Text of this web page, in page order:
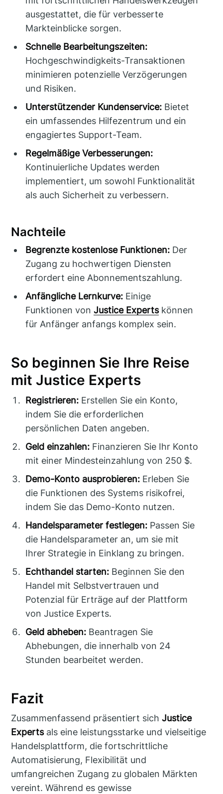
ausgestattet, die für verbesserte
Markteinblicke sorgen.
Schnelle Bearbeitungszeiten:
Hochgeschwindigkeits-Transaktionen
minimieren potenzielle Verzögerungen
und Risiken.
Unterstützender Kundenservice: Bietet
ein umfassendes Hilfezentrum und ein
engagiertes Support-Team.
Regelmäßige Verbesserungen:
Kontinuierliche Updates werden
implementiert, um sowohl Funktionalität
als auch Sicherheit zu verbessern.
Nachteile
Begrenzte kostenlose Funktionen: Der
Zugang zu hochwertigen Diensten
erfordert eine Abonnementszahlung.
Anfängliche Lernkurve: Einige
Funktionen vonJustice Expertskönnen
für Anfänger anfangs komplex sein.
So beginnen Sie Ihre Reise
mit Justice Experts
Registrieren: Erstellen Sie ein Konto,
indem Sie die erforderlichen
persönlichen Daten angeben.
Geld einzahlen: Finanzieren Sie Ihr Konto
mit einer Mindesteinzahlung von 250 $.
Demo-Konto ausprobieren: Erleben Sie
die Funktionen des Systems risikofrei,
indem Sie das Demo-Konto nutzen.
Handelsparameter festlegen: Passen Sie
die Handelsparameter an, um sie mit
Ihrer Strategie in Einklang zu bringen.
Echthandel starten: Beginnen Sie den
Handel mit Selbstvertrauen und
Potenzial für Erträge auf der Plattform
von Justice Experts.
Geld abheben: Beantragen Sie
Abhebungen, die innerhalb von 24
Stunden bearbeitet werden.
Fazit
Zusammenfassend präsentiert sichJustice
Expertsals eine leistungsstarke und vielseitige
Handelsplattform, die fortschrittliche
Automatisierung, Flexibilität und
umfangreichen Zugang zu globalen Märkten
vereint. Während es gewisse